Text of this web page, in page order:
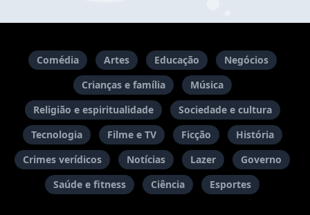
Comédia Artes Educação
Negócios
Crianças e família
Música
Religião e espiritualidade
Sociedade e cultura
Tecnologia
Filme e TV Ficção
História
Crimes verídicos
Notícias Lazer
Governo
Saúde e fitness
Ciência Esportes